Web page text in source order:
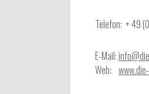
Telefon: + 49
E-Mail:
Web: